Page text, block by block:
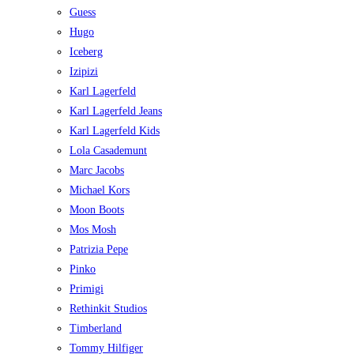
Guess
Hugo
Iceberg
Izipizi
Karl Lagerfeld
Karl Lagerfeld Jeans
Karl Lagerfeld Kids
Lola Casademunt
Marc Jacobs
Michael Kors
Moon Boots
Mos Mosh
Patrizia Pepe
Pinko
Primigi
Rethinkit Studios
Timberland
Tommy Hilfiger